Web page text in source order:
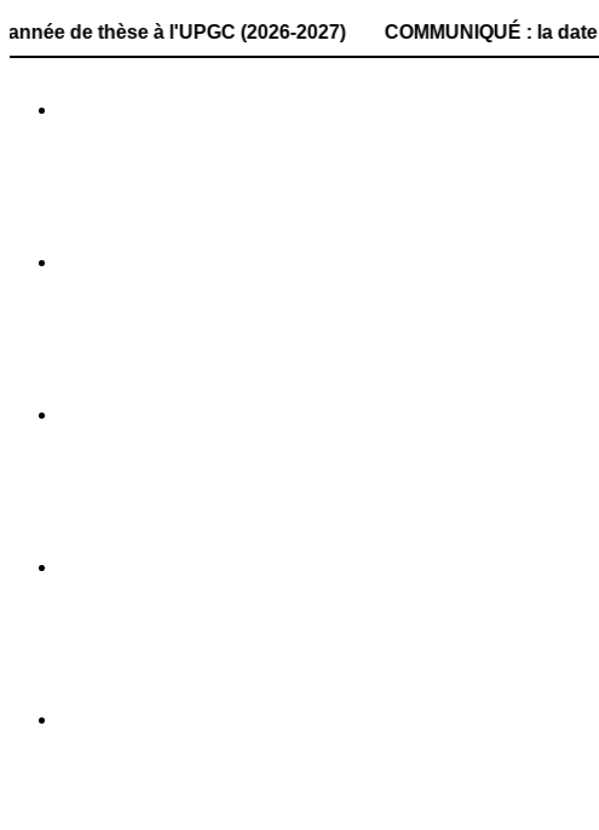
à l'UPGC (2026-2027) COMMUNIQUÉ : la date de